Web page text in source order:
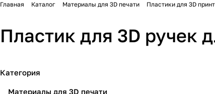
Главная Каталог Материалы для 3D печати Пластики для 3D
Пластик для 3D ручек
Категория
Материалы для 3D печати